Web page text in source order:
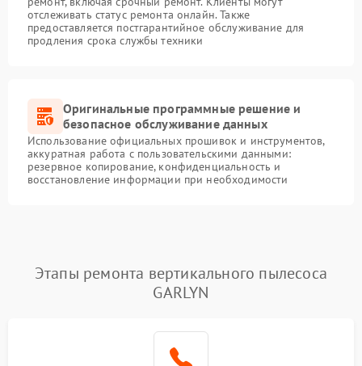
отслеживать статус ремонта онлайн. Также
предоставляется постгарантийное обслуживание для
продления срока службы техники
Оригинальные программные решение и
безопасное обслуживание данных
Использование официальных прошивок и инструментов,
аккуратная работа с пользовательскими данными:
резервное копирование, конфиденциальность и
восстановление информации при необходимости
Этапы ремонта вертикального пылесоса
GARLYN